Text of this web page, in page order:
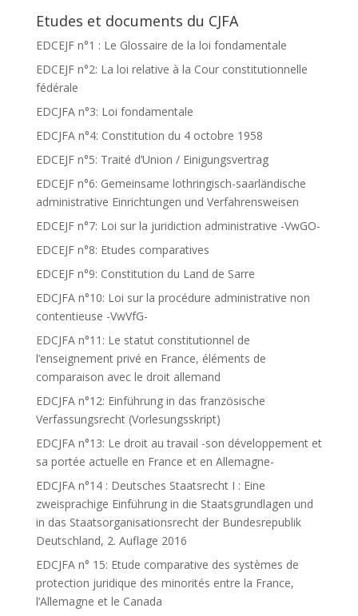
Etudes et documents du CJFA
EDCEJF n°1 : Le Glossaire de la loi fondamentale
EDCEJF n°2: La loi relative à la Cour constitutionnelle
fédérale
EDCJFA n°3: Loi fondamentale
EDCJFA n°4: Constitution du 4 octobre 1958
EDCEJF n°5: Traité d’Union / Einigungsvertrag
EDCEJF n°6: Gemeinsame lothringisch-saarländische
administrative Einrichtungen und Verfahrensweisen
EDCEJF n°7: Loi sur la juridiction administrative -VwGO-
EDCEJF n°8: Etudes comparatives
EDCEJF n°9: Constitution du Land de Sarre
EDCJFA n°10: Loi sur la procédure administrative non
contentieuse -VwVfG-
EDCJFA n°11: Le statut constitutionnel de
l’enseignement privé en France, éléments de
comparaison avec le droit allemand
EDCJFA n°12: Einführung in das französische
Verfassungsrecht (Vorlesungsskript)
EDCJFA n°13: Le droit au travail -son développement et
sa portée actuelle en France et en Allemagne-
EDCJFA n°14 : Deutsches Staatsrecht I : Eine
zweisprachige Einführung in die Staatsgrundlagen und
in das Staatsorganisationsrecht der Bundesrepublik
Deutschland, 2. Auflage 2016
EDCJFA n° 15: Etude comparative des systèmes de
protection juridique des minorités entre la France,
l’Allemagne et le Canada